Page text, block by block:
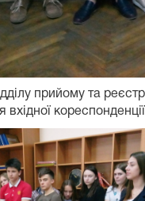
прийому та